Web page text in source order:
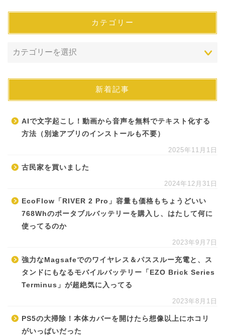
カテゴリー
新着記事
AIで文字起こし！動画から音声を無料でテキスト化する
方法（別途アプリのインストールも不要）
2025年11月1日
古民家を買いました
2024年12月31日
EcoFlow「RIVER 2 Pro」容量も価格もちょうどいい
768Whのポータブルバッテリーを購入し、はたして何に
使ってるのか
2023年9月7日
強力なMagsafeでのワイヤレス＆パススルー充電と、ス
タンドにもなるモバイルバッテリー「EZO Brick Series
Terminus」が超絶気に入ってる
2023年8月1日
PS5の大掃除！本体カバーを開けたら想像以上にホコリ
がいっぱいだった